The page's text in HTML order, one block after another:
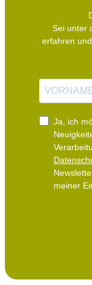
Sei unter
erfahren
m
Ja, ich
meiner